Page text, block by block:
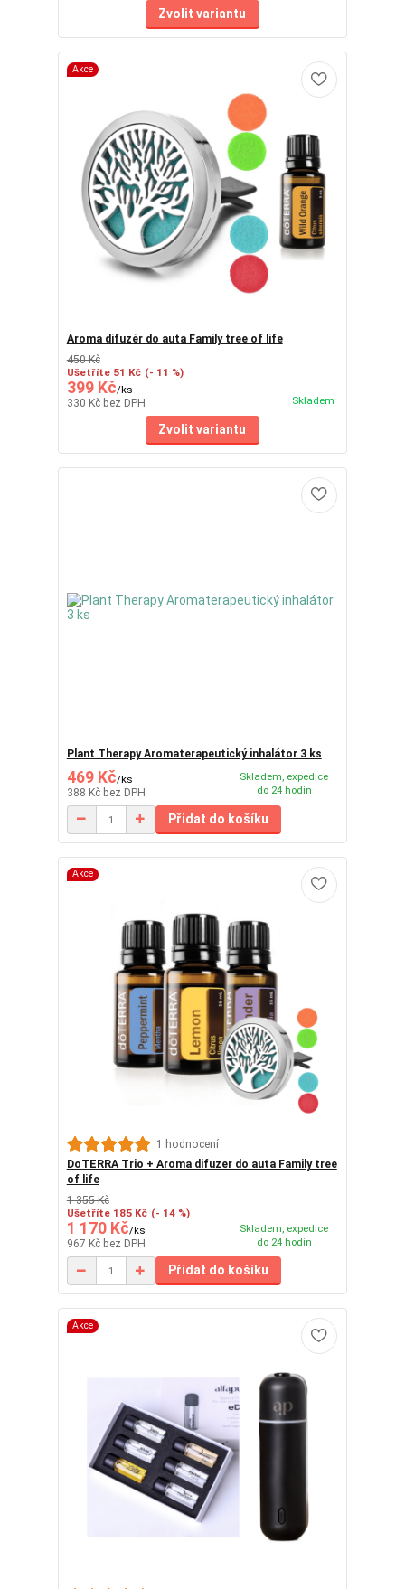
Zvolit variantu
Akce
Aroma difuzér do auta Family tree of life
450 Kč
Ušetříte 51 Kč (- 11 %)
399 Kč/ks
330 Kč bez DPH Skladem
Zvolit variantu
Plant Therapy Aromaterapeutický inhalátor 3 ks
469 Kč/ks
388 Kč bez DPH
Skladem, expedice
do 24 hodin
Přidat do košíku
Akce
1 hodnocení
DoTERRA Trio + Aroma difuzer do auta Family tree
of life
1 355 Kč
Ušetříte 185 Kč (- 14 %)
1 170 Kč/ks
967 Kč bez DPH
Skladem, expedice
do 24 hodin
Přidat do košíku
Akce